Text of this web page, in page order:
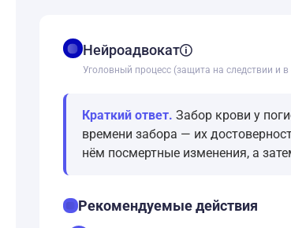
balanceНейроадвокат
Уголовный процесс (защита на следствии и в
Краткий ответ. Забор крови у
времени забора — их
нём посмертные изменения, а
checklistРекомендуемые действия